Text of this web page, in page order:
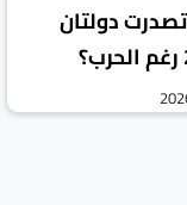
دولتان